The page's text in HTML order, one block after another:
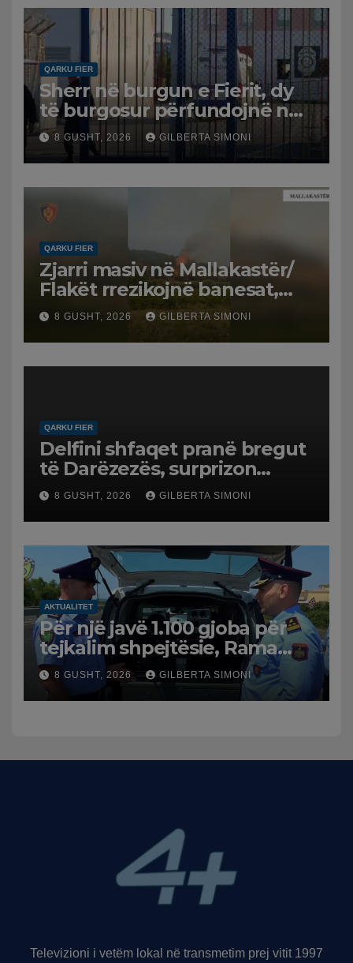
QARKU FIER
Sherr në burgun e Fierit, dy
të burgosur përfundojnë në
spital
8 GUSHT, 2026 GILBERTA SIMONI
QARKU FIER
Zjarri masiv në Mallakastër/
Flakët rrezikojnë banesat,
Policia evakuon disa familje
në Koilac
8 GUSHT, 2026 GILBERTA SIMONI
QARKU FIER
Delfini shfaqet pranë bregut
të Darëzezës, surprizon
pushuesit dhe banorët
8 GUSHT, 2026 GILBERTA SIMONI
AKTUALITET
Për një javë 1.100 gjoba për
tejkalim shpejtësie, Rama
publikon videon: Kamerat e
trafikut së shpejti në
funksion
8 GUSHT, 2026 GILBERTA SIMONI
Televizioni i vetëm lokal në transmetim prej vitit 1997